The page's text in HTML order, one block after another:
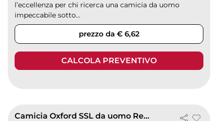
l’eccellenza per chi ricerca una camicia da uomo
impeccabile sotto...
prezzo da € 6,62
CALCOLA PREVENTIVO
Camicia Oxford SSL da uomo Regular Fit